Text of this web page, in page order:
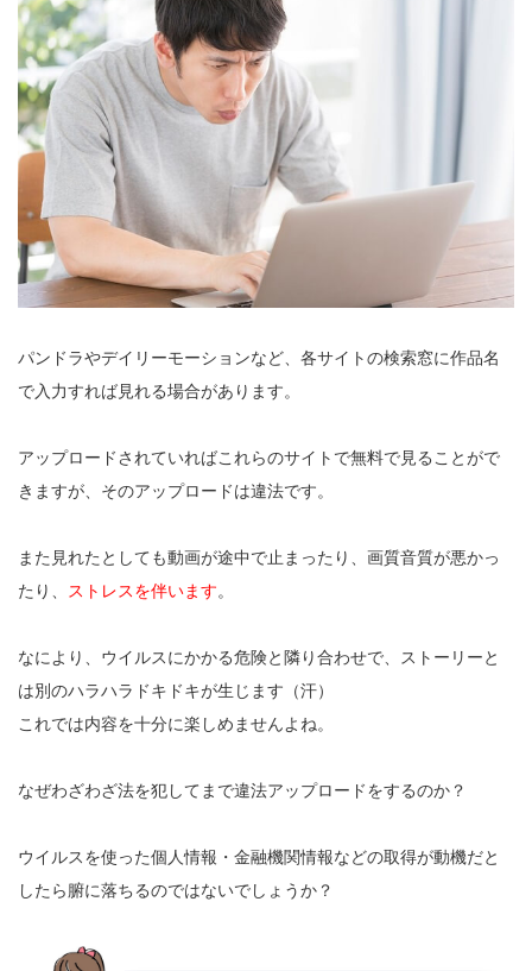
パンドラやデイリーモーションなど、各サイトの検索窓に作品名
で入力すれば見れる場合があります。
アップロードされていればこれらのサイトで無料で見ることがで
きますが、そのアップロードは違法です。
また見れたとしても動画が途中で止まったり、画質音質が悪かっ
たり、
ストレスを伴います。
なにより、ウイルスにかかる危険と隣り合わせで、ストーリーと
は別のハラハラドキドキが生じます（汗）
これでは内容を十分に楽しめませんよね。
なぜわざわざ法を犯してまで違法アップロードをするのか？
ウイルスを使った個人情報・金融機関情報などの取得が動機だと
したら腑に落ちるのではないでしょうか？